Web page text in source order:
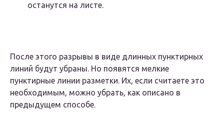
останутся на листе.
После этого разрывы в виде длинных пунктирных
линий будут убраны. Но появятся мелкие
пунктирные линии разметки. Их, если считаете это
необходимым, можно убрать, как описано в
предыдущем способе.